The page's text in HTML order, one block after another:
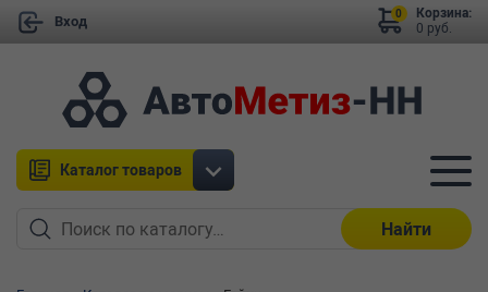
Вход
Корзина:
0 руб.
0
Каталог товаров
Найти